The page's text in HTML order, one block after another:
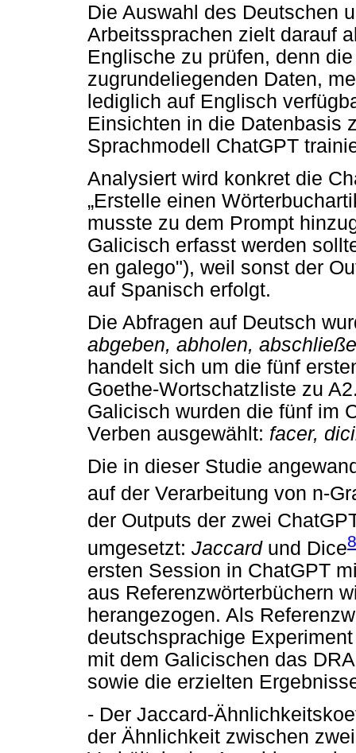
Die Auswahl des Deutschen
Arbeitssprachen zielt darauf
Englische zu prüfen, denn
zugrundeliegenden Daten,
lediglich auf Englisch
Einsichten in die Datenbasis
Sprachmodell ChatGPT
Analysiert wird konkret die
„Erstelle einen
musste zu dem Prompt
Galicisch erfasst werden
en galego"), weil sonst der
auf Spanisch erfolgt.
Die Abfragen auf Deutsch
abgeben, abholen,
handelt sich um die fünf
Goethe-Wortschatzliste zu
Galicisch wurden die fünf im
Verben ausgewählt: facer,
Die in dieser Studie
auf der Verarbeitung von n-
der Outputs der zwei
umgesetzt: Jaccard und Dice8
ersten Session in ChatGPT
aus Referenzwörterbüchern
herangezogen. Als
deutschsprachige
mit dem Galicischen das
sowie die erzielten
- Der Jaccard-
der Ähnlichkeit zwischen